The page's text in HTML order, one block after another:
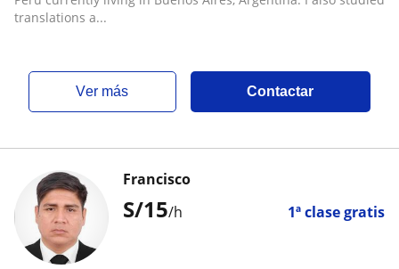
translations a...
ver más Contactar
S/15/h 1ª clase gratis
Francisco